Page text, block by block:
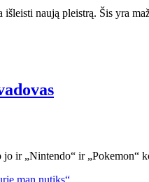
naują pleistrą. Šis yra
ir „Nintendo“ ir